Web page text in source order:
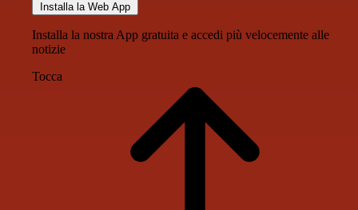
Installa la Web App
Installa la nostra App gratuita e accedi più velocemente alle
notizie
Tocca